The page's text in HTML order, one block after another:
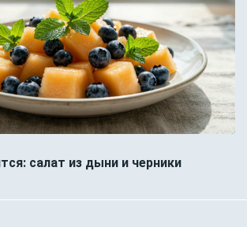
салат из дыни и черники